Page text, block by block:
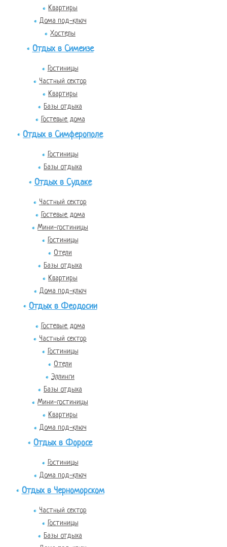
Квартиры
Дома под-ключ
Хостелы
Отдых в Симеизе
Гостиницы
Частный сектор
Квартиры
Базы отдыха
Гостевые дома
Отдых в Симферополе
Гостиницы
Базы отдыха
Отдых в Судаке
Частный сектор
Гостевые дома
Мини-гостиницы
Гостиницы
Отели
Базы отдыха
Квартиры
Дома под-ключ
Отдых в Феодосии
Гостевые дома
Частный сектор
Гостиницы
Отели
Эллинги
Базы отдыха
Мини-гостиницы
Квартиры
Дома под-ключ
Отдых в Форосе
Гостиницы
Дома под-ключ
Отдых в Черноморском
Частный сектор
Гостиницы
Базы отдыха